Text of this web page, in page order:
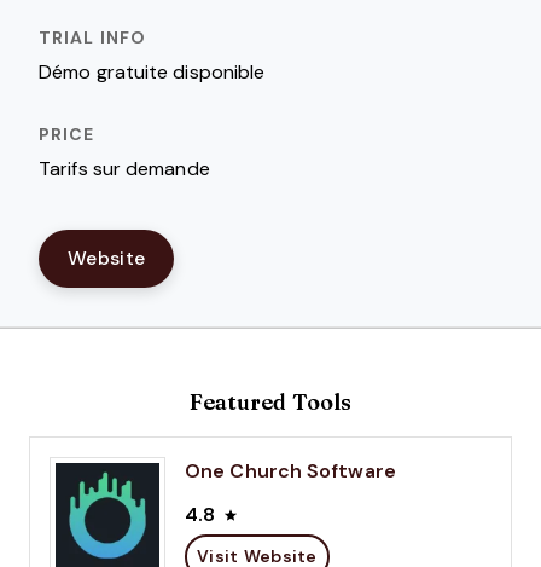
Démo gratuite disponible
Tarifs sur demande
Website
Featured Tools
One Church Software
4.8
Visit Website